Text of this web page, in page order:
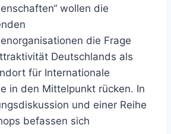
wollen die
die Frage
Deutschlands als
für Internationale
in den Mittelpunkt rücken. In
und einer Reihe
befassen sich